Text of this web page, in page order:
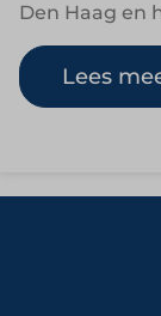
Den Haag en
Met een frisse,
Lees